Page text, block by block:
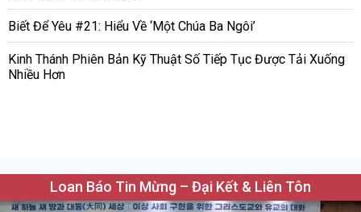
Biết Để Yêu #21: Hiểu Về ‘Một Chúa Ba Ngôi’
Kinh Thánh Phiên Bản Kỹ Thuật Số Tiếp Tục Được Tải Xuống
Nhiều Hơn
Loan Báo Tin Mừng – Đại Kết & Liên Tôn